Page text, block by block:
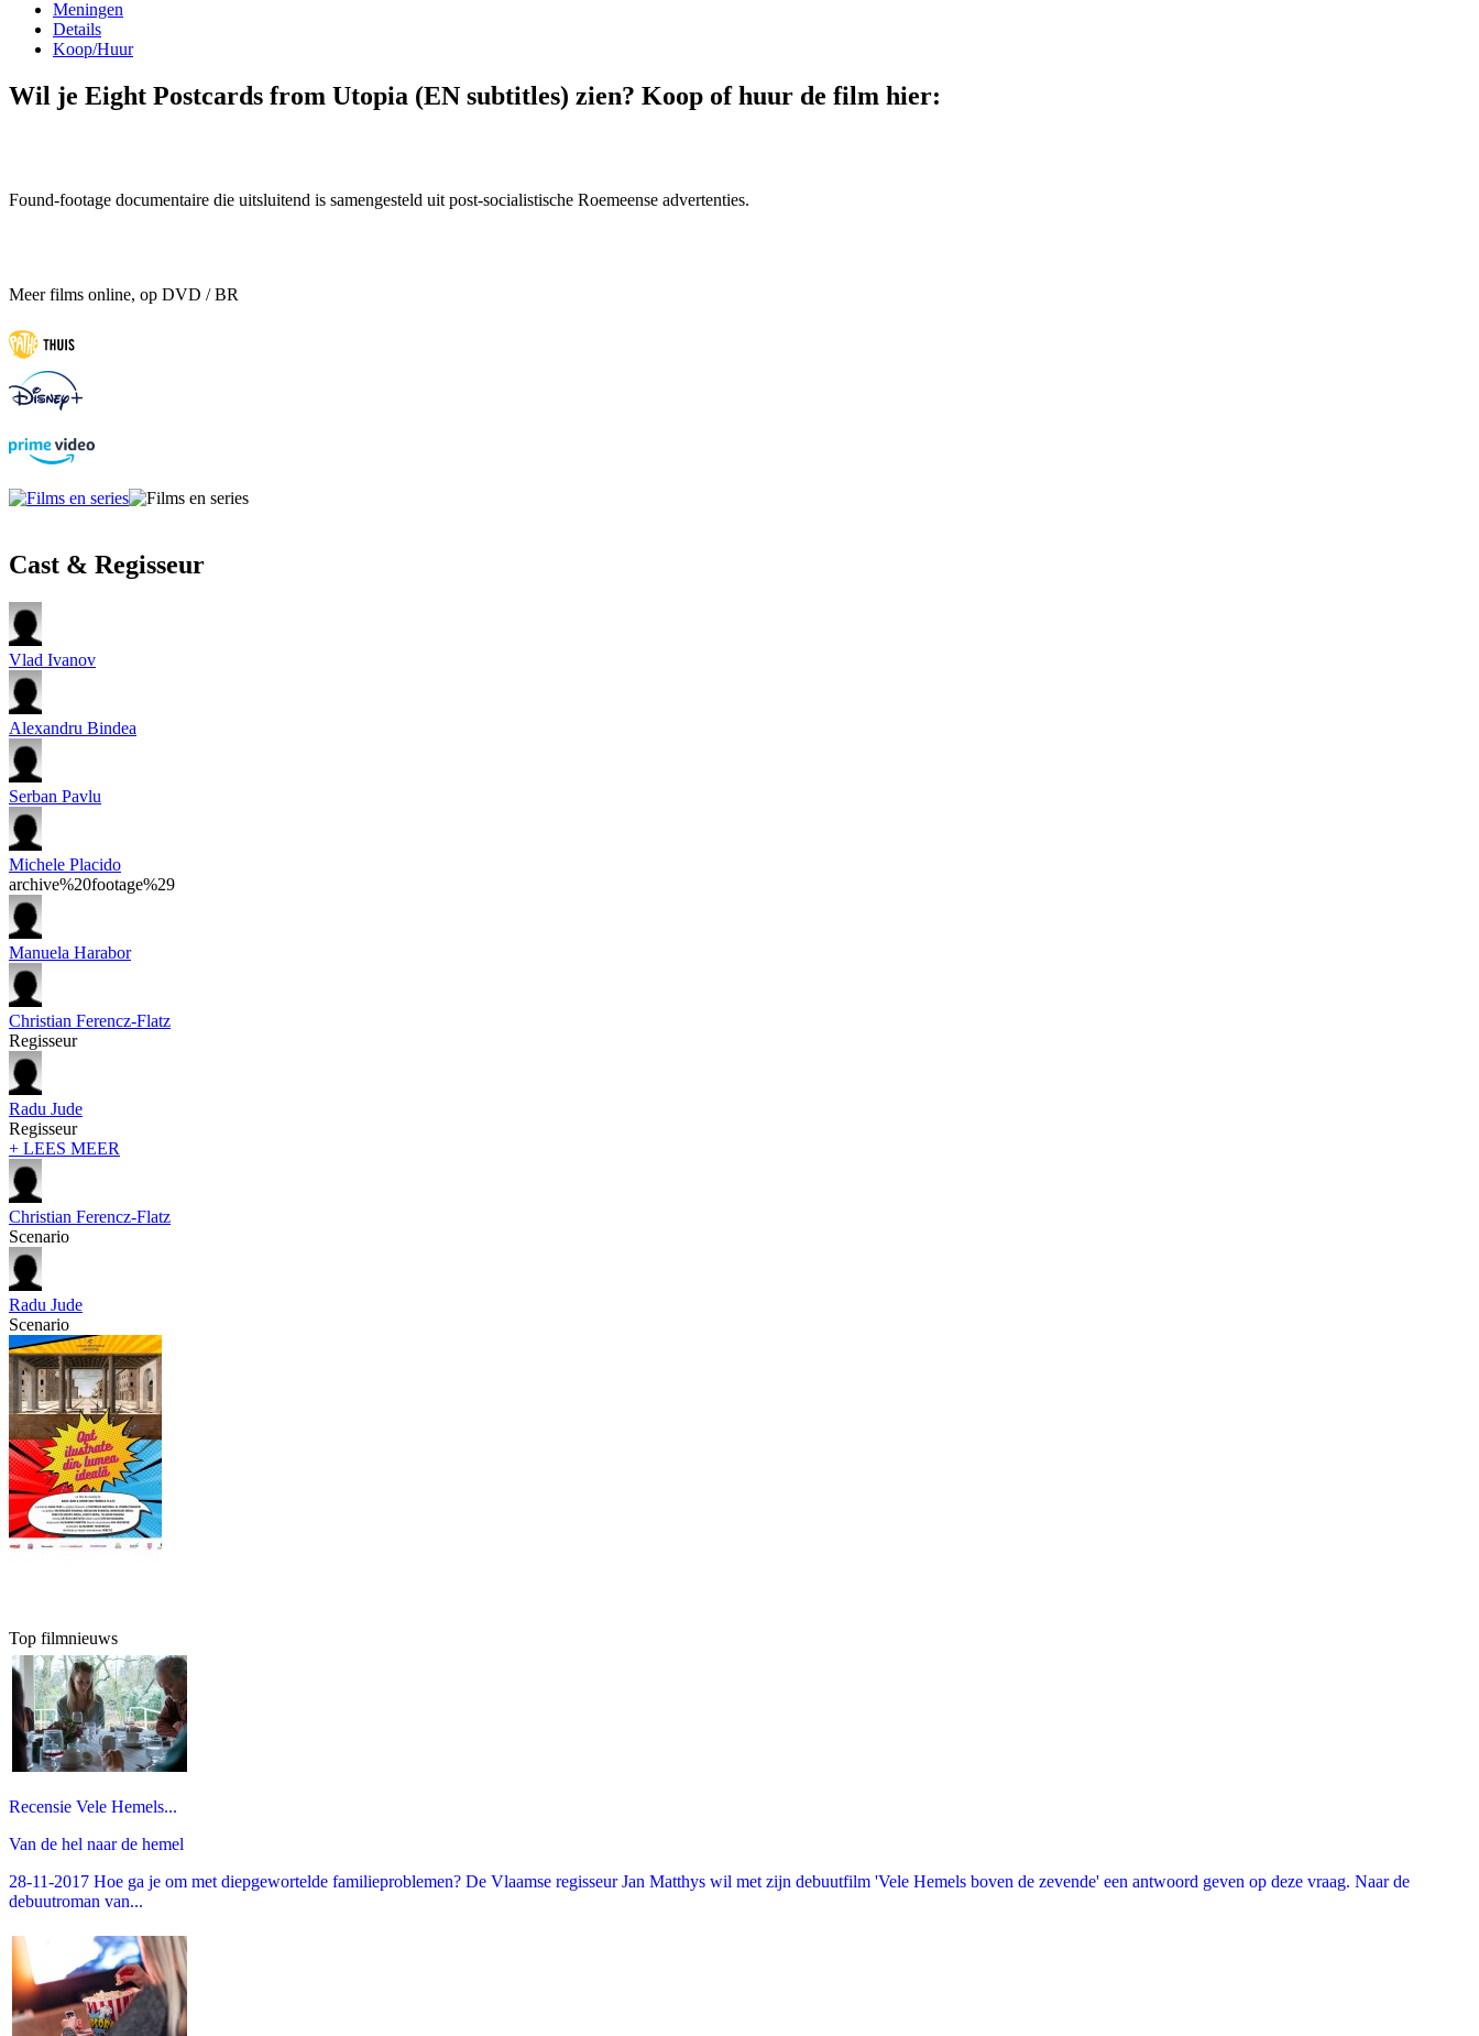
Meningen
Details
Koop/Huur
Wil je Eight Postcards from Utopia (EN subtitles) zien? Koop of huur de film hier:
Found-footage documentaire die uitsluitend is samengesteld uit post-socialistische Roemeense advertenties.
Meer films online, op DVD / BR
Cast & Regisseur
Vlad Ivanov
Alexandru Bindea
Serban Pavlu
Michele Placido
archive%20footage%29
Manuela Harabor
Christian Ferencz-Flatz
Regisseur
Radu Jude
Regisseur
+ LEES MEER
Christian Ferencz-Flatz
Scenario
Radu Jude
Scenario
Top filmnieuws
Recensie Vele Hemels...
Van de hel naar de hemel
28-11-2017 Hoe ga je om met diepgewortelde familieproblemen? De Vlaamse regisseur Jan Matthys wil met zijn debuutfilm 'Vele Hemels boven de zevende' een antwoord geven op deze vraag. Naar de
debuutroman van...